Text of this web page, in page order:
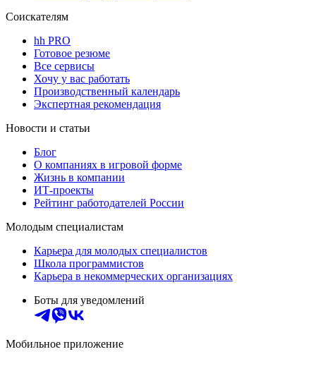
Соискателям
hh PRO
Готовое резюме
Все сервисы
Хочу у вас работать
Производственный календарь
Экспертная рекомендация
Новости и статьи
Блог
О компаниях в игровой форме
Жизнь в компании
ИТ-проекты
Рейтинг работодателей России
Молодым специалистам
Карьера для молодых специалистов
Школа программистов
Карьера в некоммерческих организациях
Боты для уведомлений
Мобильное приложение